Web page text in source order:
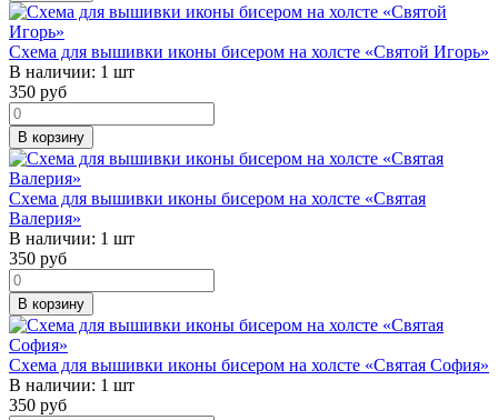
Схема для вышивки иконы бисером на холсте «Святой Игорь»
В наличии: 1 шт
350 руб
В корзину
Схема для вышивки иконы бисером на холсте «Святая
Валерия»
В наличии: 1 шт
350 руб
В корзину
Схема для вышивки иконы бисером на холсте «Святая София»
В наличии: 1 шт
350 руб